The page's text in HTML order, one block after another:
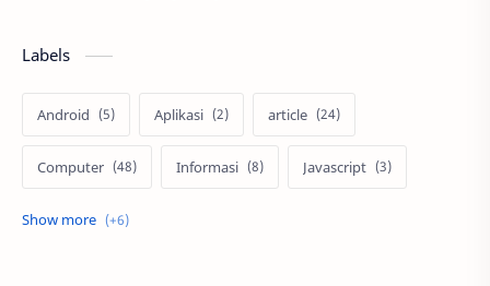
Labels
Android Aplikasi article
Computer Informasi Javascript
network